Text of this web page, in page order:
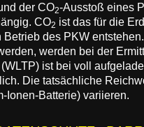
der CO2-Ausstoß eines
CO2 ist das für die
des PKW
werden bei der
ist bei voll
Die tatsächliche
Ionen-Batterie) variieren.